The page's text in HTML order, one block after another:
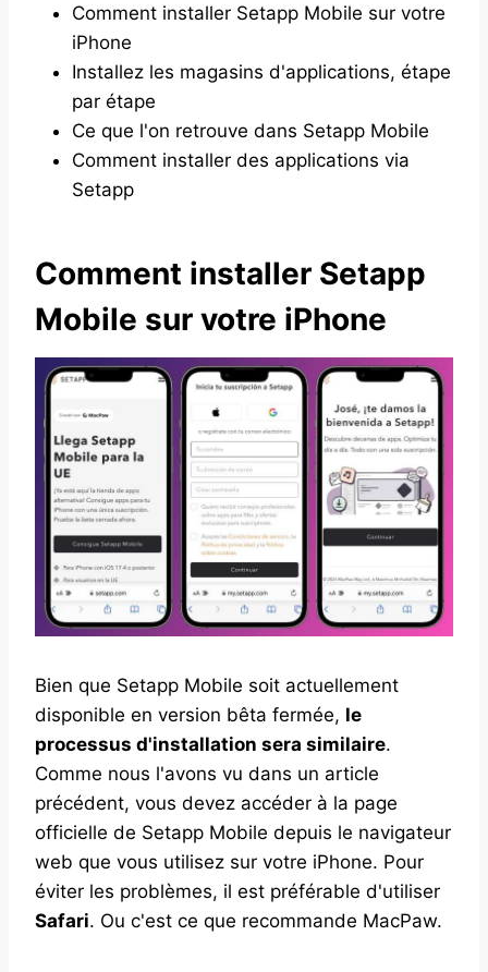
Comment installer Setapp Mobile sur votre
iPhone
Installez les magasins d'applications, étape
par étape
Ce que l'on retrouve dans Setapp Mobile
Comment installer des applications via
Setapp
Comment installer Setapp
Mobile sur votre iPhone
Bien que Setapp Mobile soit actuellement
disponible en version bêta fermée, le
processus d'installation sera similaire.
Comme nous l'avons vu dans un article
précédent, vous devez accéder à la page
officielle de Setapp Mobile depuis le navigateur
web que vous utilisez sur votre iPhone. Pour
éviter les problèmes, il est préférable d'utiliser
Safari. Ou c'est ce que recommande MacPaw.